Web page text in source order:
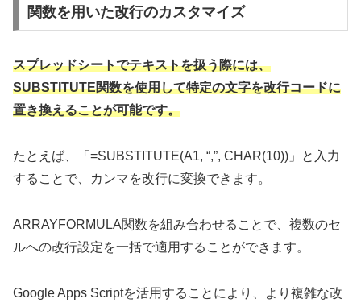
関数を用いた改行のカスタマイズ
スプレッドシートでテキストを扱う際には、
SUBSTITUTE関数を使用して特定の文字を改行コードに
置き換えることが可能です。
たとえば、「=SUBSTITUTE(A1, “,”, CHAR(10))」と入力
することで、カンマを改行に変換できます。
ARRAYFORMULA関数を組み合わせることで、複数のセ
ルへの改行設定を一括で適用することができます。
Google Apps Scriptを活用することにより、より複雑な改